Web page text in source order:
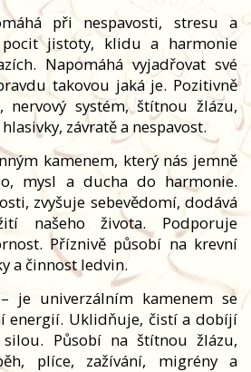
při nespavosti, stresu a
pocit jistoty, klidu a harmonie
Napomáhá vyjadřovat své
takovou jaká je. Pozitivně
nervový systém, štítnou žlázu,
závratě a nespavost.
kamenem, který nás jemně
mysl a ducha do harmonie.
zvyšuje sebevědomí, dodává
našeho života. Podporuje
Příznivě působí na krevní
a činnost ledvin.
je univerzálním kamenem se
energií. Uklidňuje, čistí a dobíjí
Působí na štítnou žlázu,
plíce, zažívání, migrény a